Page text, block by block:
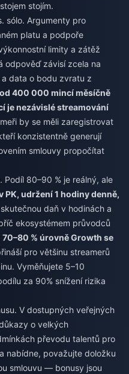
stojím.
sólo. Argumenty pro
platu a podpoře
limity a zátěž
odpověď závisí zcela na
data o bodu zvratu z
400 000 mincí měsíčně
je nezávislé streamování
by se měli zaregistrovat
konzistentně generují
smlouvy propočítat
Podíl 80–90 % je reálný, ale
PK, udržení 1 hodiny denně,
daň v hodinách a
ekosystémem průvodců
70–80 % úrovně Growth se
pro většinu streamerů
Vyměňujete 5–10
za 90% snížení rizika
V dostupných veřejných
o velkých
převodu talentů pro
nabídne, považujte doložku
smlouvu — bonusy jsou